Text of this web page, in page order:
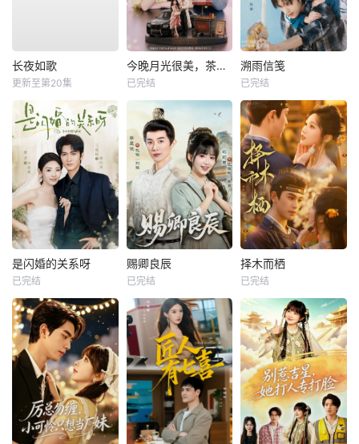
长夜如歌
更新至第20集
今晚月光很美，茶香四溢
已完结
溯雨信笺
已完结
是闪婚的关系呀
已完结
赐卿良辰
已完结
择木而栖
已完结